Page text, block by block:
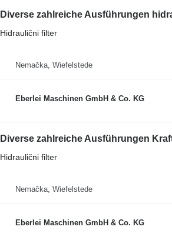
Diverse zahlreiche Ausführungen
Hidraulični filter
Nemačka, Wiefelstede
Eberlei Maschinen GmbH & Co. KG
Hidraulični filter
Nemačka, Wiefelstede
Eberlei Maschinen GmbH & Co. KG